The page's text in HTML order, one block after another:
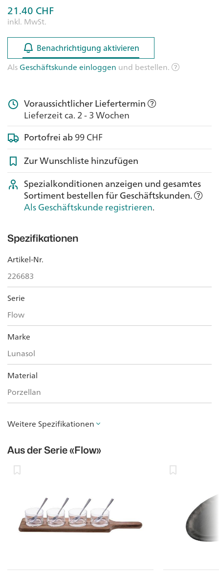
21.40 CHF
inkl. MwSt.
Benachrichtigung aktivieren
Benachrichtigung aktivieren
AlsGeschäftskunde einloggen und bestellen.
Voraussichtlicher Liefertermin
Lieferzeit ca. 2 - 3 Wochen
Portofrei ab99 CHF
Zur Wunschliste hinzufügen
Spezialkonditionen anzeigen und gesamtes
Sortiment bestellen für Geschäftskunden.
Als Geschäftskunde registrieren.
Spezifikationen
Artikel-Nr.
226683
Serie
Flow
Marke
Lunasol
Material
Porzellan
Weitere Spezifikationen
Aus der Serie«Flow»